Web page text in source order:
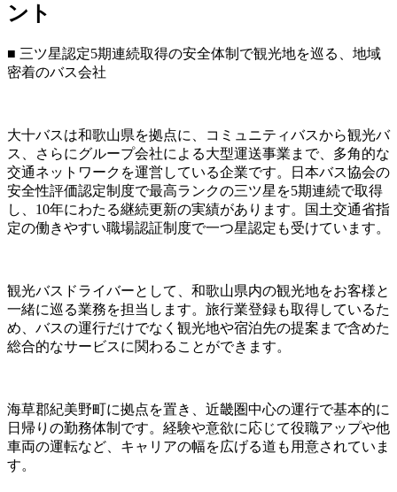
ント
■ 三ツ星認定5期連続取得の安全体制で観光地を巡る、地域
密着のバス会社
大十バスは和歌山県を拠点に、コミュニティバスから観光バ
ス、さらにグループ会社による大型運送事業まで、多角的な
交通ネットワークを運営している企業です。日本バス協会の
安全性評価認定制度で最高ランクの三ツ星を5期連続で取得
し、10年にわたる継続更新の実績があります。国土交通省指
定の働きやすい職場認証制度で一つ星認定も受けています。
観光バスドライバーとして、和歌山県内の観光地をお客様と
一緒に巡る業務を担当します。旅行業登録も取得しているた
め、バスの運行だけでなく観光地や宿泊先の提案まで含めた
総合的なサービスに関わることができます。
海草郡紀美野町に拠点を置き、近畿圏中心の運行で基本的に
日帰りの勤務体制です。経験や意欲に応じて役職アップや他
車両の運転など、キャリアの幅を広げる道も用意されていま
す。